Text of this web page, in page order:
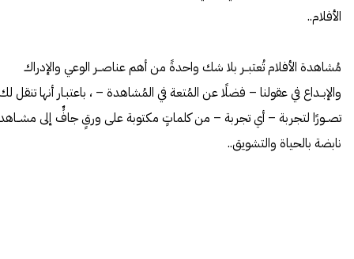
الأفلام..
مُشاهدة الأفلام تُعتبــر بلا شك واحدةً من أهم عناصــر الوعي والإدراك
والإبــداع في عقولنا – فضلًا عن المُتعة في المُشاهدة – ، باعتبـار أنها تنقل
تصــورًا لتجربة – أي تجربة – من كلماتٍ مكتوبة على ورقٍ جافٍّ إلى
نابضة بالحياة والتشويق..